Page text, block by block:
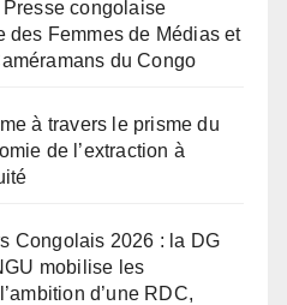
congolaise
des Femmes de Médias et
du Congo
à travers le prisme du
de l’extraction à
Congolais 2026 : la DG
mobilise les
d’une RDC,